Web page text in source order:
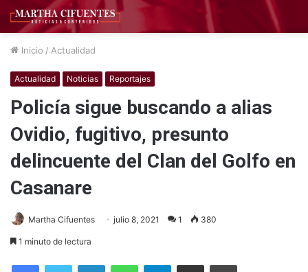
Inicio / Actualidad
Actualidad Noticias Reportajes
Policía sigue buscando a alias
Ovidio, fugitivo, presunto
delincuente del Clan del Golfo en
Casanare
Martha Cifuentes julio 8, 2021 1 380
1 minuto de lectura
FacebookTwitter LinkedInWhatsAppTelegramCompartir por correo electrónicoImprimir